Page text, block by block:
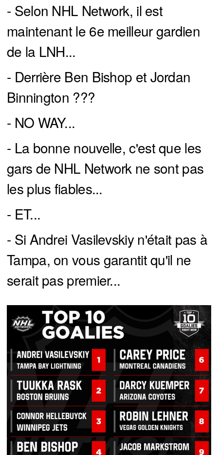
- Selon NHL Network, il est
maintenant le 6e meilleur gardien
de la LNH...
- Derrière Ben Bishop et Jordan
Binnington ???
- NO WAY...
- La bonne nouvelle, c'est que les
gars de NHL Network ne sont pas
les plus fiables...
- ET...
- Si Andrei Vasilevskiy n'était pas à
Tampa, on vous garantit qu'il ne
serait pas premier...